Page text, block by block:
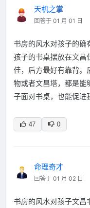
天机之掌
回答于 01 月 01 日
书房的风水对孩子的确
孩子的书桌摆放在文昌
佳，后方最好有靠背。
物或者文昌塔，都是能
子面对书桌，也能促进
47 0
命理奇才
回答于 01 月 02 日
书房的风水对孩子文昌